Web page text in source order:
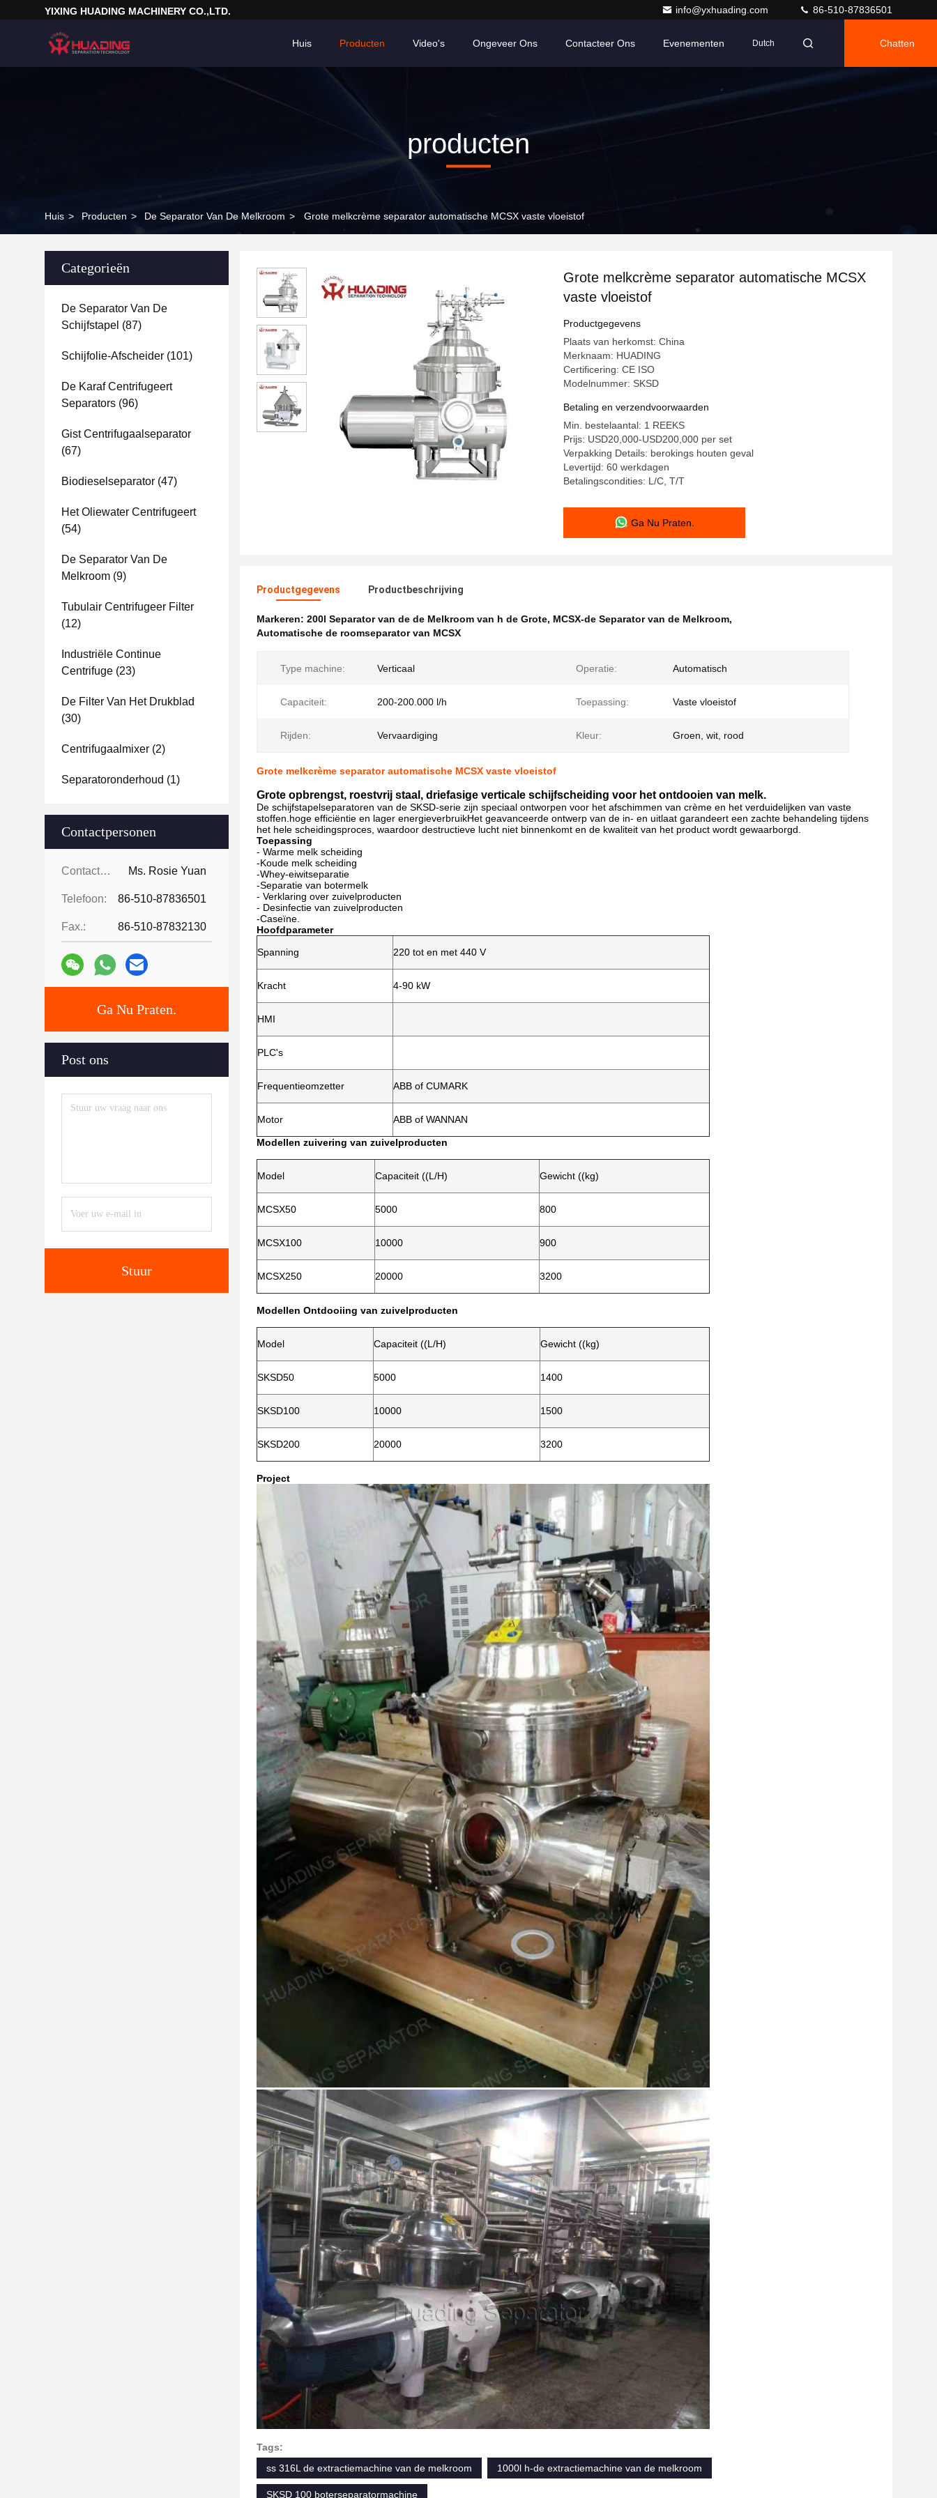
YIXING HUADING MACHINERY CO.,LTD. info@yxhuading.com 86-510-87836501
Huis Producten Video's Ongeveer Ons Contacteer Ons Evenementen Dutch Chatten
producten
Huis > Producten > De Separator Van De Melkroom > Grote melkcrème separator automatische MCSX vaste vloeistof
Categorieën
De Separator Van De
Schijfstapel (87)
Schijfolie-Afscheider (101)
De Karaf Centrifugeert
Separators (96)
Gist Centrifugaalseparator
(67)
Biodieselseparator (47)
Het Oliewater Centrifugeert
(54)
De Separator Van De
Melkroom (9)
Tubulair Centrifugeer Filter
(12)
Industriële Continue
Centrifuge (23)
De Filter Van Het Drukblad
(30)
Centrifugaalmixer (2)
Separatoronderhoud (1)
Contactpersonen
Contactpersonen: Ms. Rosie Yuan
Telefoon: 86-510-87836501
Fax.: 86-510-87832130
Ga Nu Praten.
Post ons
Stuur
Grote melkcrème separator automatische MCSX
vaste vloeistof
Productgegevens
Plaats van herkomst: China
Merknaam: HUADING
Certificering: CE ISO
Modelnummer: SKSD
Betaling en verzendvoorwaarden
Min. bestelaantal: 1 REEKS
Prijs: USD20,000-USD200,000 per set
Verpakking Details: berokings houten geval
Levertijd: 60 werkdagen
Betalingscondities: L/C, T/T
Ga Nu Praten.
Productgegevens Productbeschrijving
Markeren: 200l Separator van de de Melkroom van h de Grote, MCSX-de Separator van de Melkroom,
Automatische de roomseparator van MCSX
Type machine: Verticaal Operatie: Automatisch
Capaciteit: 200-200.000 l/h Toepassing: Vaste vloeistof
Rijden: Vervaardiging Kleur: Groen, wit, rood
Grote melkcrème separator automatische MCSX vaste vloeistof
Grote opbrengst, roestvrij staal, driefasige verticale schijfscheiding voor het ontdooien van melk.
De schijfstapelseparatoren van de SKSD-serie zijn speciaal ontworpen voor het afschimmen van crème en het verduidelijken van vaste
stoffen.hoge efficiëntie en lager energieverbruikHet geavanceerde ontwerp van de in- en uitlaat garandeert een zachte behandeling tijdens
het hele scheidingsproces, waardoor destructieve lucht niet binnenkomt en de kwaliteit van het product wordt gewaarborgd.
Toepassing
- Warme melk scheiding
-Koude melk scheiding
-Whey-eiwitseparatie
-Separatie van botermelk
- Verklaring over zuivelproducten
- Desinfectie van zuivelproducten
-Caseïne.
Hoofdparameter
Spanning
220 tot en met 440 V
Kracht 4-90 kW
HMI
PLC's
Frequentieomzetter ABB of CUMARK
Motor ABB of WANNAN
Modellen zuivering van zuivelproducten
Model Capaciteit ((L/H) Gewicht ((kg)
MCSX50 5000 800
MCSX100 10000 900
MCSX250 20000 3200
Modellen Ontdooiing van zuivelproducten
Model Capaciteit ((L/H) Gewicht ((kg)
SKSD50 5000 1400
SKSD100 10000 1500
SKSD200 20000 3200
Project
Tags:
ss 316L de extractiemachine van de melkroom
1000l h-de extractiemachine van de melkroom
SKSD 100 boterseparatormachine